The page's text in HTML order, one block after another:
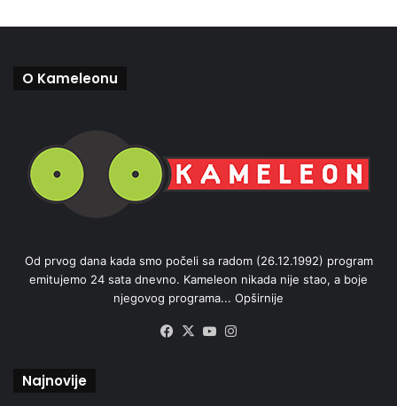
O Kameleonu
Od prvog dana kada smo počeli sa radom (26.12.1992) program
emitujemo 24 sata dnevno. Kameleon nikada nije stao, a boje
njegovog programa... Opširnije
Facebook
X YouTube
Najnovije